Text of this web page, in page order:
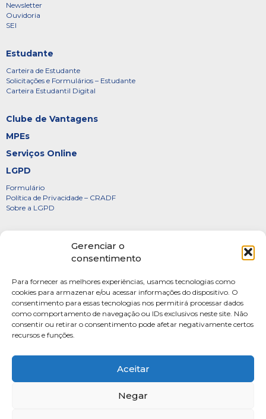
Gerenciar o
consentimento
Para fornecer as melhores experiências, usamos tecnologias como
cookies para armazenar e/ou acessar informações do dispositivo. O
consentimento para essas tecnologias nos permitirá processar dados
como comportamento de navegação ou IDs exclusivos neste site. Não
consentir ou retirar o consentimento pode afetar negativamente certos
recursos e funções.
Aceitar
Negar
Newsletter
Ouvidoria
SEI
Estudante
Carteira de Estudante
Solicitações e Formulários – Estudante
Carteira Estudantil Digital
Clube de Vantagens
MPEs
Serviços Online
LGPD
Formulário
Política de Privacidade – CRADF
Sobre a LGPD
Diretoria
FOTOS
Webmail
Artigos
Escritores do Sistema